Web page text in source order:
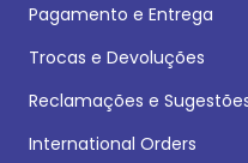
Pagamento e Entrega
Trocas e Devoluções
Reclamações e
International Orders